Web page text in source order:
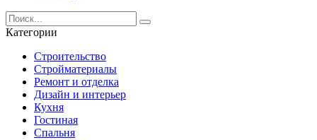
Категории
Строительство
Стройматериалы
Ремонт и отделка
Дизайн и интерьер
Кухня
Гостиная
Спальня